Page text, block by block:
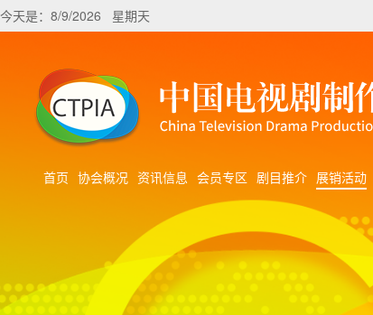
今天是：8/9/2026 星期天
首页 协会概况 资讯信息 会员专区 剧目推介 展销活动